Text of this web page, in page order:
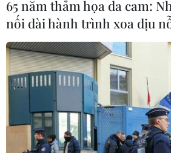
65 năm thảm họa da cam:
nối dài hành trình xoa dịu